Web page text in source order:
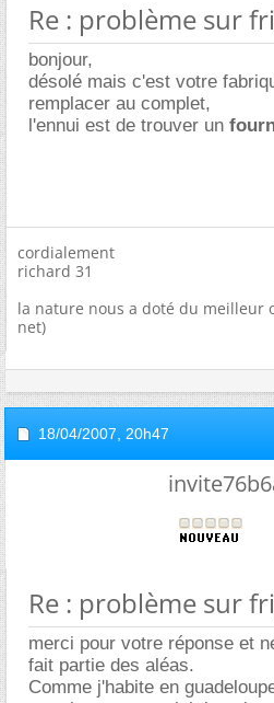
Re : problème sur
bonjour,
désolé mais c'est votre
remplacer au complet,
l'ennui est de trouver un
cordialement
richard 31
la nature nous a doté du meilleur
net)
18/04/2007, 20h47
Re : problème sur
merci pour votre réponse et
fait partie des aléas.
Comme j'habite en